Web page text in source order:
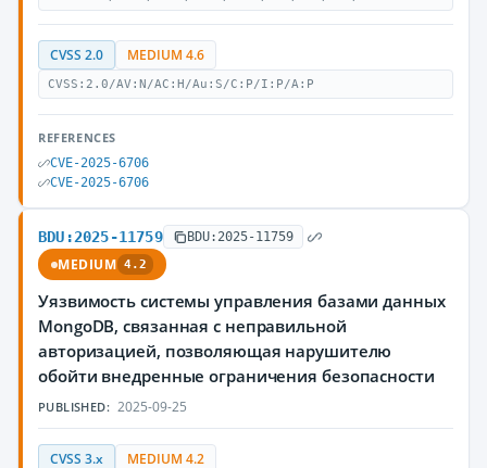
CVSS 2.0 MEDIUM 4.6
CVSS:2.0/AV:N/AC:H/Au:S/C:P/I:P/A:P
REFERENCES
CVE-2025-6706
CVE-2025-6706
BDU:2025-11759 BDU:2025-11759
MEDIUM 4.2
Уязвимость системы управления базами данных
MongoDB, связанная с неправильной
авторизацией, позволяющая нарушителю
обойти внедренные ограничения безопасности
PUBLISHED: 2025-09-25
CVSS 3.x MEDIUM 4.2